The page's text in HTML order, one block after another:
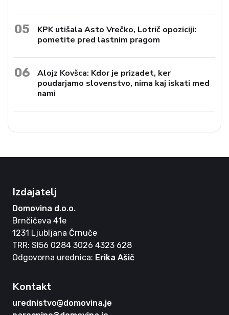
05
KPK utišala Asto Vrečko, Lotrič opoziciji:
pometite pred lastnim pragom
06
Alojz Kovšca: Kdor je prizadet, ker
poudarjamo slovenstvo, nima kaj iskati med
nami
Izdajatelj
Domovina d.o.o.
Brnčičeva 41e
1231 Ljubljana Črnuče
TRR: SI56 0284 3026 4323 628
Odgovorna urednica: Erika Ašič
Kontakt
urednistvo@domovina.je